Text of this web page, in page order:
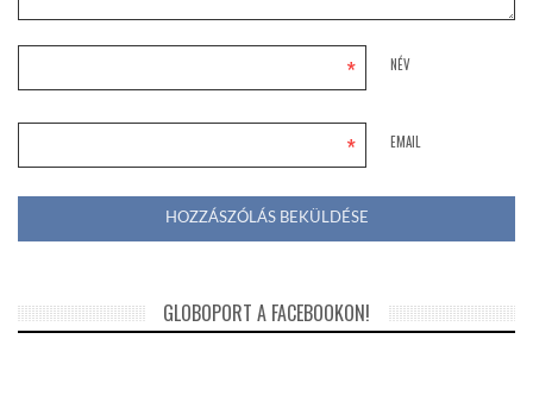
NÉV
*
EMAIL
*
GLOBOPORT A FACEBOOKON!